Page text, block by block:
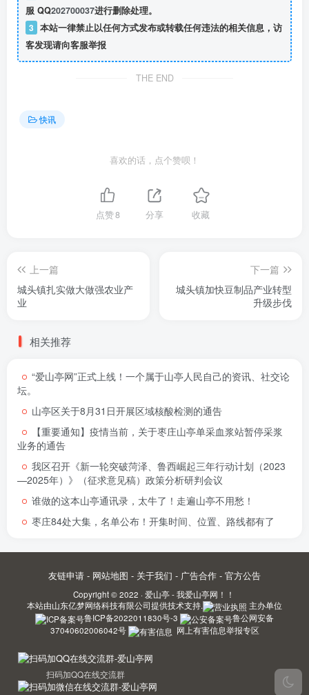
服 QQ202700037进行删除处理。
3 本站一律禁止以任何方式发布或转载任何违法的相关信息，访
客发现请向客服举报
THE END
快讯
喜欢的话，点个赞呗！
点赞8 分享 收藏
上一篇
城头镇扎实做大做强农业产
业
下一篇
城头镇加快豆制品产业转型
升级步伐
相关推荐
“爱山亭网”正式上线！一个属于山亭人民自己的资讯、社交论
坛。
山亭区关于8月31日开展区域核酸检测的通告
【重要通知】疫情当前，关于枣庄山亭单采血浆站暂停采浆
业务的通告
我区召开《新一轮突破菏泽、鲁西崛起三年行动计划（2023
—2025年）》（征求意见稿）政策分析研判会议
谁做的这本山亭通讯录，太牛了！走遍山亭不用愁！
枣庄84处大集，名单公布！开集时间、位置、路线都有了
友链申请 - 网站地图 - 关于我们 - 广告合作 - 官方公告
Copyright © 2022 · 爱山亭 - 我爱山亭网！！
本站由山东亿梦网络科技有限公司提供技术支持.
主办单位
鲁ICP备2022011830号-3
鲁公网安备
37040602006042号
网上有害信息举报专区
扫码加QQ在线交流群